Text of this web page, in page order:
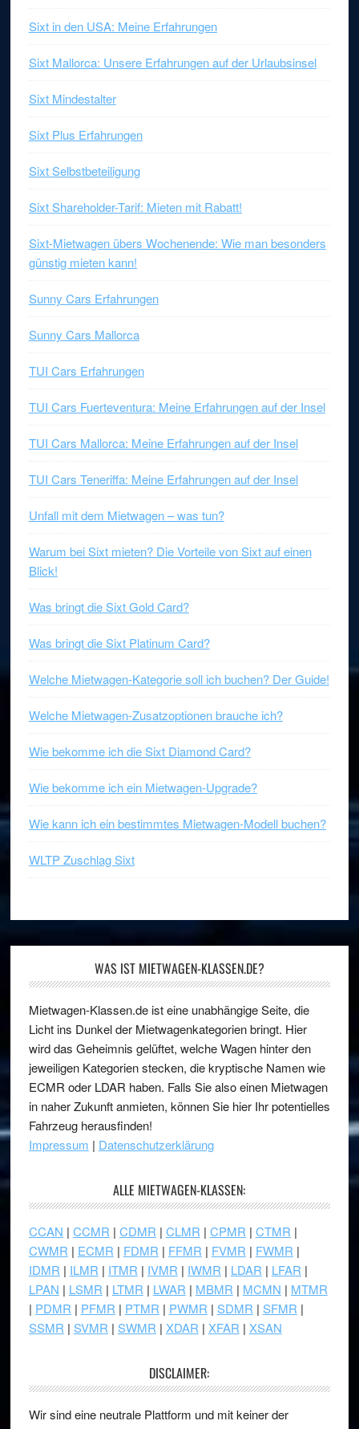
Sixt in den USA: Meine Erfahrungen
Sixt Mallorca: Unsere Erfahrungen auf der Urlaubsinsel
Sixt Mindestalter
Sixt Plus Erfahrungen
Sixt Selbstbeteiligung
Sixt Shareholder-Tarif: Mieten mit Rabatt!
Sixt-Mietwagen übers Wochenende: Wie man besonders
günstig mieten kann!
Sunny Cars Erfahrungen
Sunny Cars Mallorca
TUI Cars Erfahrungen
TUI Cars Fuerteventura: Meine Erfahrungen auf der Insel
TUI Cars Mallorca: Meine Erfahrungen auf der Insel
TUI Cars Teneriffa: Meine Erfahrungen auf der Insel
Unfall mit dem Mietwagen – was tun?
Warum bei Sixt mieten? Die Vorteile von Sixt auf einen
Blick!
Was bringt die Sixt Gold Card?
Was bringt die Sixt Platinum Card?
Welche Mietwagen-Kategorie soll ich buchen? Der Guide!
Welche Mietwagen-Zusatzoptionen brauche ich?
Wie bekomme ich die Sixt Diamond Card?
Wie bekomme ich ein Mietwagen-Upgrade?
Wie kann ich ein bestimmtes Mietwagen-Modell buchen?
WLTP Zuschlag Sixt
WAS IST MIETWAGEN-KLASSEN.DE?
Mietwagen-Klassen.de ist eine unabhängige Seite, die
Licht ins Dunkel der Mietwagenkategorien bringt. Hier
wird das Geheimnis gelüftet, welche Wagen hinter den
jeweiligen Kategorien stecken, die kryptische Namen wie
ECMR oder LDAR haben. Falls Sie also einen Mietwagen
in naher Zukunft anmieten, können Sie hier Ihr potentielles
Fahrzeug herausfinden!
Impressum | Datenschutzerklärung
ALLE MIETWAGEN-KLASSEN:
CCAN | CCMR | CDMR | CLMR | CPMR | CTMR |
CWMR | ECMR | FDMR | FFMR | FVMR | FWMR |
IDMR | ILMR | ITMR | IVMR | IWMR | LDAR | LFAR |
LPAN | LSMR | LTMR | LWAR | MBMR | MCMN | MTMR
| PDMR | PFMR | PTMR | PWMR | SDMR | SFMR |
SSMR | SVMR | SWMR | XDAR | XFAR | XSAN
DISCLAIMER:
Wir sind eine neutrale Plattform und mit keiner der